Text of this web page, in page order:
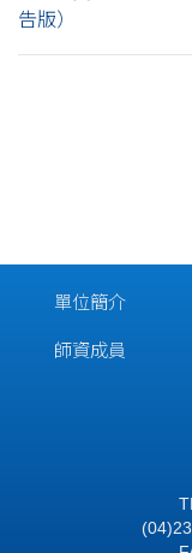
告版）
單位簡介
師資成員